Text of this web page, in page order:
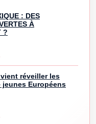
: DES
À
?
réveiller les
jeunes Européens